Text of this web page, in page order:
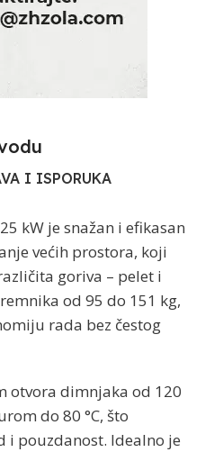
I ISPORUKA
kW je snažan i efikasan
većih prostora, koji
goriva – pelet i
od 95 do 151 kg,
rada bez čestog
otvora dimnjaka od 120
do 80 °C, što
pouzdanost. Idealno je